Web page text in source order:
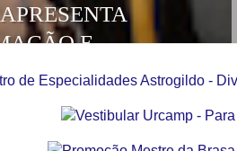
E
DA EDIÇÃO